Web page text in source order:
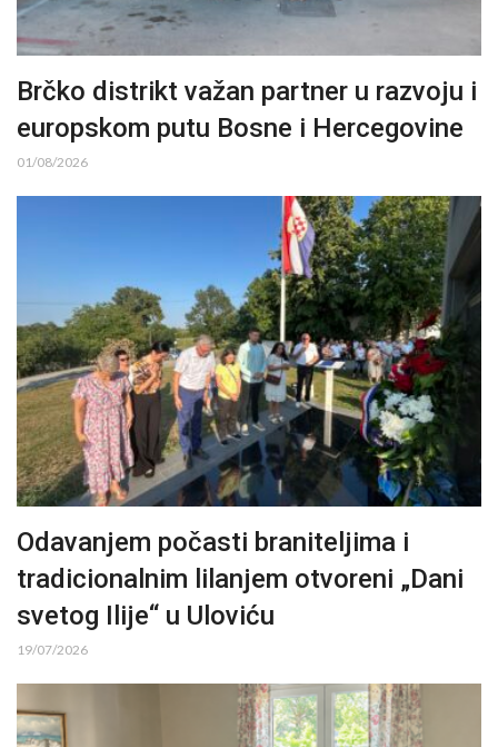
Brčko distrikt važan partner u razvoju i
europskom putu Bosne i Hercegovine
01/08/2026
Odavanjem počasti braniteljima i
tradicionalnim lilanjem otvoreni „Dani
svetog Ilije“ u Uloviću
19/07/2026